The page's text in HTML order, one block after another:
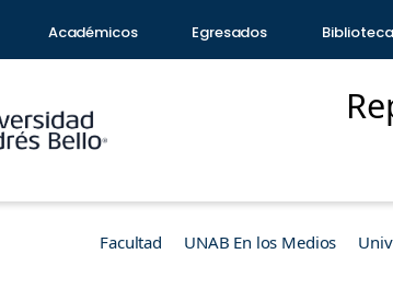
Académicos Egresados Biblioteca
Facultad UNAB En los Medios